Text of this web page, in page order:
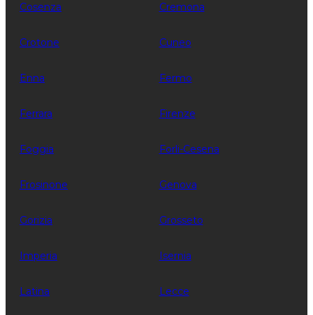
Cosenza Cremona
Crotone Cuneo
Enna Fermo
Ferrara Firenze
Foggia Forli-Cesena
Frosinone Genova
Gorizia Grosseto
Imperia Isernia
Latina Lecce